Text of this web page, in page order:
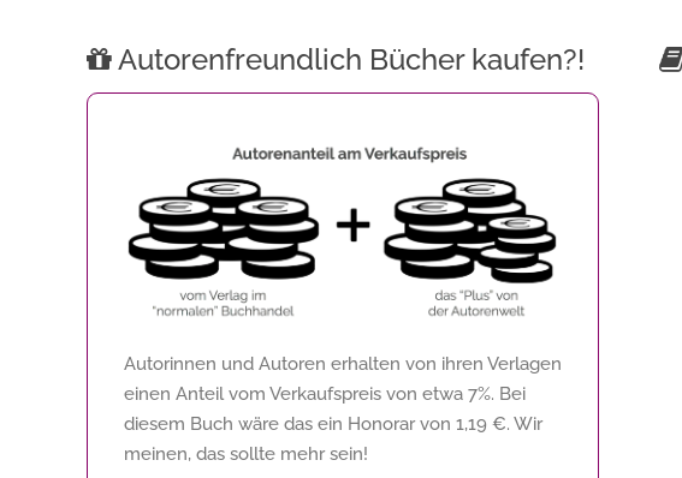
Autorenfreundlich Bücher kaufen?!
Autorinnen und Autoren erhalten von ihren Verlagen
einen Anteil vom Verkaufspreis von etwa 7%. Bei
diesem Buch wäre das ein Honorar von 1,19 €. Wir
meinen, das sollte mehr sein!